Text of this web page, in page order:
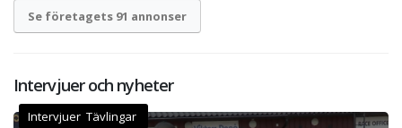
Se företagets 91 annonser
Intervjuer och nyheter
Intervjuer Tävlingar